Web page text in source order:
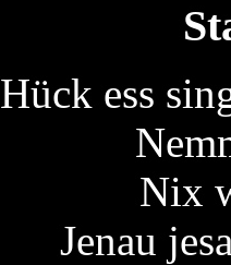
Hück ess
Nix
Jenau